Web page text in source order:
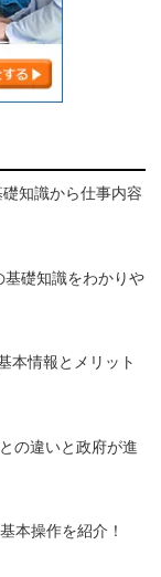
知識から仕事内容
礎知識をわかりや
本情報とメリット
の違いと政府が進
本操作を紹介！